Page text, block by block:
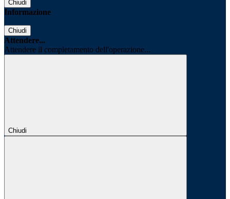
Chiudi
Informazione
Chiudi
Attendere...
Attendere il completamento dell'operazione...
Chiudi